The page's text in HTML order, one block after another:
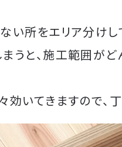
い所をエリア分けし
うと、施工範囲が
効いてきますので、